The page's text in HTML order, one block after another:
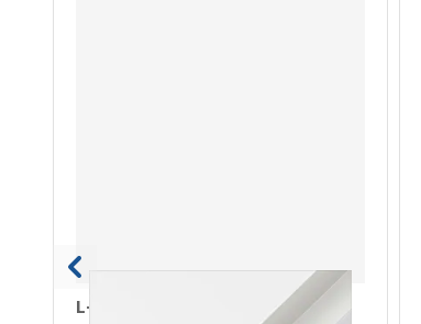
L-profil 20x20x1,5 mm 2m